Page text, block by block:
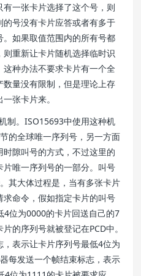
一张卡片选择了这个号，则
号没有卡片应答或者有多于
如果取值范围内的所有号都
重新让卡片随机选择临时识
种办法不要求卡片有一个全
量没有限制，但是理论上存
张卡片来。
制。ISO15693中使用这种机
的全球唯一序列号，另一方面
隙叫号的方式，不过这里的
唯一序列号的一部分。叫号
其大体过程是，当有多张卡片
命令，假如指定卡片的叫号
位为0000的卡片回送自己的7
的序列号就被登记在PCD中。
表示让卡片序列号最低4位为
每发送一个帧结束标志，表示